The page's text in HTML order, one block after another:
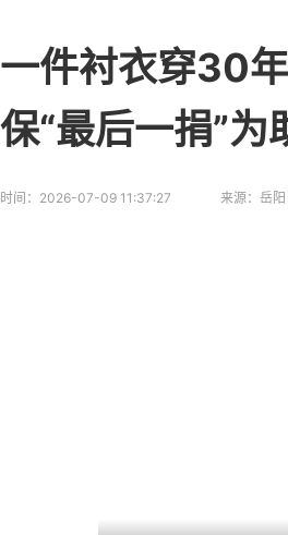
一件衬衣穿30
保“最后一捐”为
时间： 2026-07-09 11:37:27 来源： 岳